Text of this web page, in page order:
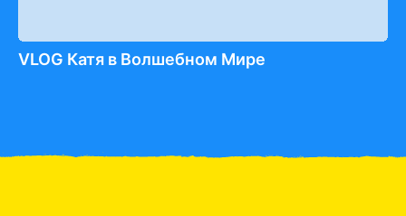
VLOG Катя в Волшебном Мире